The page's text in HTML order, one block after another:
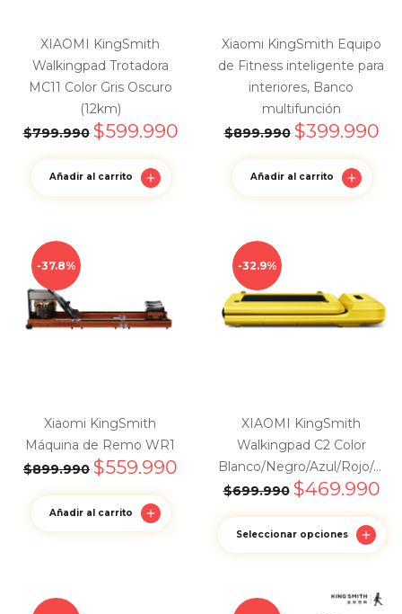
XIAOMI KingSmith
Walkingpad Trotadora
MC11 Color Gris Oscuro
(12km)
$799.990 $599.990
Añadir al carrito
Xiaomi KingSmith Equipo
de Fitness inteligente para
interiores, Banco
multifunción
$899.990 $399.990
Añadir al carrito
37.8%
Xiaomi KingSmith
Máquina de Remo WR1
$899.990 $559.990
Añadir al carrito
32.9%
XIAOMI KingSmith
Walkingpad C2 Color
Blanco/Negro/Azul/Rojo/Amarrillo
$699.990 $469.990
Seleccionar opciones